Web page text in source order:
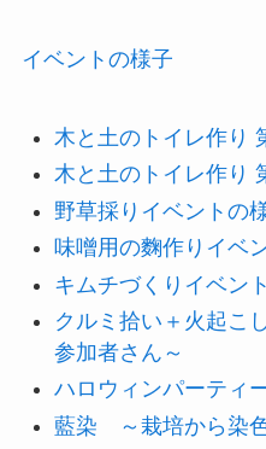
イベントの様子
木と土のトイレ作り
木と土のトイレ作り
野草採りイベントの
味噌用の麴作りイベ
キムチづくりイベン
クルミ拾い＋火起こ
参加者さん～
ハロウィンパーティ
藍染 ～栽培から染